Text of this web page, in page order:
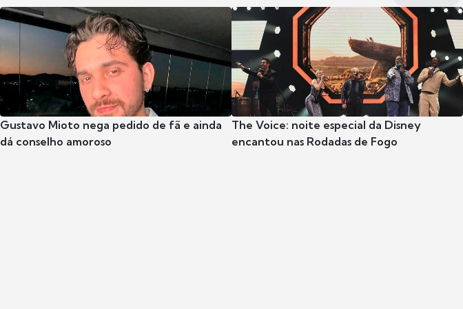
Gustavo Mioto nega pedido de fã e ainda
dá conselho amoroso
The Voice: noite especial da Disney
encantou nas Rodadas de Fogo